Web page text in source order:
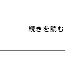
続きを読む